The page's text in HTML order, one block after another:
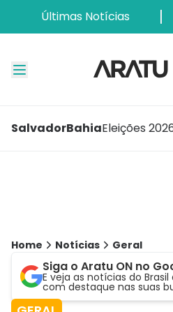
Últimas Notícias
SalvadorBahiaEleições
Home Notícias Geral
Siga o Aratu ON no
E veja as notícias do Brasil
com destaque nas suas